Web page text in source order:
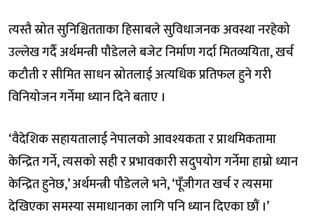
त्यस्तै स्रोत सुनिश्चितताका हिसाबले सुविधाजनक अवस्था नरहेको
उल्लेख गर्दै अर्थमन्त्री पौडेलले बजेट निर्माण गर्दा मितव्ययिता, खर्च
कटौती र सीमित साधन स्रोतलाई अत्यधिक प्रतिफल हुने गरी
विनियोजन गर्नेमा ध्यान दिने बताए ।
‘वैदेशिक सहायतालाई नेपालको आवश्यकता र प्राथमिकतामा
केन्द्रित गर्ने, त्यसको सही र प्रभावकारी सदुपयोग गर्नेमा हाम्रो ध्यान
केन्द्रित हुनेछ,’ अर्थमन्त्री पौडेलले भने, ‘पूँजीगत खर्च र त्यसमा
देखिएका समस्या समाधानका लागि पनि ध्यान दिएका छौं ।’